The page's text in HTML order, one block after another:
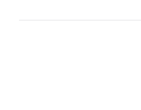
terapeutických
2006 – 2010
zařízení
dojížděl do